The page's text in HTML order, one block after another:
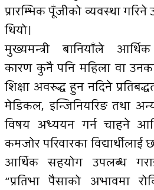
प्रारम्भिक पूँजीको व्यवस्था
थियो।
मुख्यमन्त्री बानियाँले
कारण कुनै पनि महिला वा
शिक्षा अवरुद्ध हुन नदिने
मेडिकल, इन्जिनियरिङ तथा
विषय अध्ययन गर्न चाहने
कमजोर परिवारका विद्यार्थीलाई
आर्थिक सहयोग उपलब्ध
“प्रतिभा पैसाको अभावमा